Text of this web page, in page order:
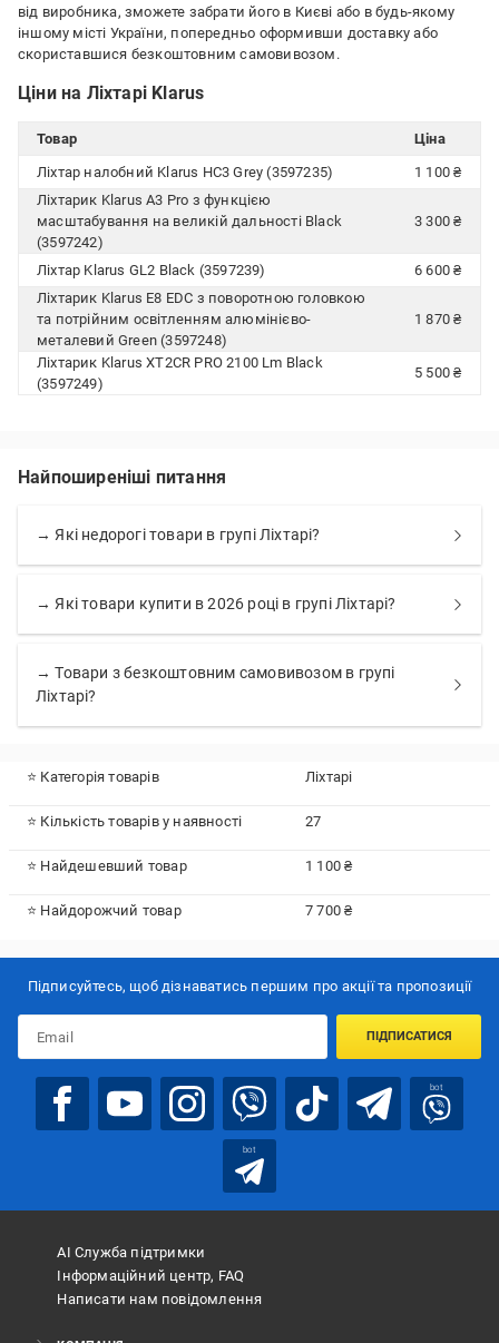
від виробника, зможете забрати його в Києві або в будь-якому
іншому місті України, попередньо оформивши доставку або
скориставшися безкоштовним самовивозом.
Ціни на Ліхтарі Klarus
Товар
Ціна
Ліхтар налобний Klarus HС3 Grey (3597235)
1 100 ₴
Ліхтарик Klarus A3 Pro з функцією
масштабування на великій дальності Black
(3597242)
3 300 ₴
Ліхтар Klarus GL2 Black (3597239)
6 600 ₴
Ліхтарик Klarus E8 EDC з поворотною головкою
та потрійним освітленням алюмінієво-
металевий Green (3597248)
1 870 ₴
Ліхтарик Klarus XT2CR PRO 2100 Lm Black
(3597249)
5 500 ₴
Найпоширеніші питання
→ Які недорогі товари в групі Ліхтарі?
→ Які товари купити в 2026 році в групі Ліхтарі?
→ Товари з безкоштовним самовивозом в групі
Ліхтарі?
⭐ Категорія товарів Ліхтарі
⭐ Кількість товарів у наявності 27
⭐ Найдешевший товар 1 100 ₴
⭐ Найдорожчий товар 7 700 ₴
Підписуйтесь, щоб дізнаватись першим про акції та пропозиції
ПІДПИСАТИСЯ
bot
bot
АІ Служба підтримки
Інформаційний центр, FAQ
Написати нам повідомлення